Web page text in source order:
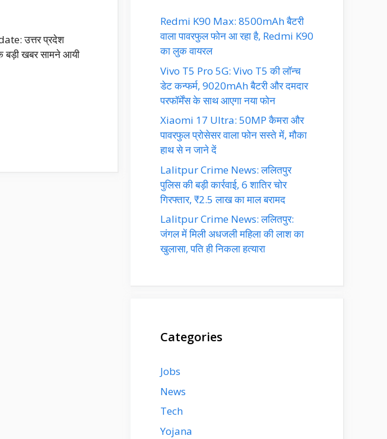
उत्तर प्रदेश
बड़ी खबर सामने आयी
Redmi K90 Max: 8500mAh बैटरी
वाला पावरफुल फोन आ रहा है, Redmi K90
का लुक वायरल
Vivo T5 Pro 5G: Vivo T5 की लॉन्च
डेट कन्फर्म, 9020mAh बैटरी और दमदार
परफॉर्मेंस के साथ आएगा नया फोन
Xiaomi 17 Ultra: 50MP कैमरा और
पावरफुल प्रोसेसर वाला फोन सस्ते में, मौका
हाथ से न जाने दें
Lalitpur Crime News: ललितपुर
पुलिस की बड़ी कार्रवाई, 6 शातिर चोर
गिरफ्तार, ₹2.5 लाख का माल बरामद
Lalitpur Crime News: ललितपुर:
जंगल में मिली अधजली महिला की लाश का
खुलासा, पति ही निकला हत्यारा
Categories
Jobs
News
Tech
Yojana